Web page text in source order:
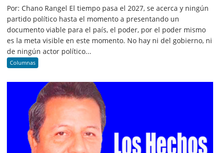
Por: Chano Rangel El tiempo pasa el 2027, se acerca y ningún
partido político hasta el momento a presentando un
documento viable para el país, el poder, por el poder mismo
es la meta visible en este momento. No hay ni del gobierno, ni
de ningún actor político...
Columnas